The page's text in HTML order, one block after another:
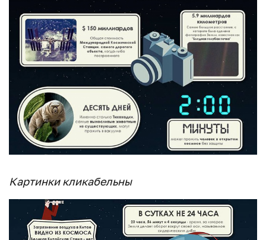
Картинки кликабельны